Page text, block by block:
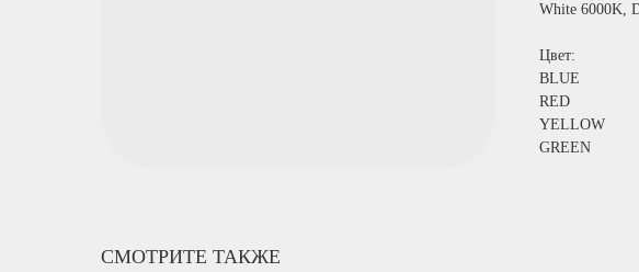
White 6000K,
Цвет:
BLUE
RED
YELLOW
GREEN
СМОТРИТЕ ТАКЖЕ